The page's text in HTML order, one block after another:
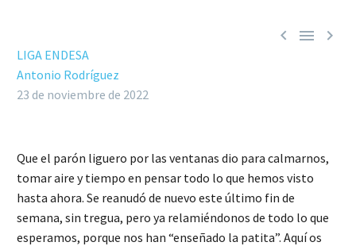
  
LIGA ENDESA
Antonio Rodríguez
23 de noviembre de 2022
Que el parón liguero por las ventanas dio para calmarnos,
tomar aire y tiempo en pensar todo lo que hemos visto
hasta ahora. Se reanudó de nuevo este último fin de
semana, sin tregua, pero ya relamiéndonos de todo lo que
esperamos, porque nos han “enseñado la patita”. Aquí os